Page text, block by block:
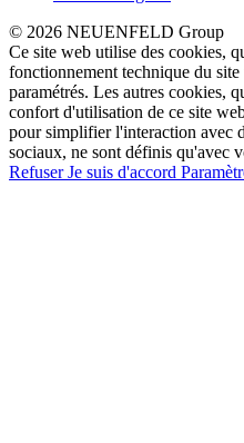
© 2026 NEUENFELD Group
Ce site web utilise des cookies,
fonctionnement technique du
paramétrés. Les autres cookies,
confort d'utilisation de ce site
pour simplifier l'interaction avec
sociaux, ne sont définis qu'avec
RefuserJe suis d'accord